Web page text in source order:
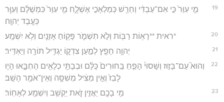
19
מִ֤י עִוֵּר֙ כִּ֣י אִם־עַבְדִּ֔י וְחֵרֵ֖שׁ כְּמַלְאָכִ֣י אֶשְׁלָ֑ח מִ֤י עִוֵּר֙ כִּמְשֻׁלָּ֔ם וְעִוֵּ֖ר
כְּעֶ֥בֶד יְהוָֽה׃
20 *ראית **רָא֥וֹת רַבּ֖וֹת וְלֹ֣א תִשְׁמֹ֑ר פָּק֥וֹחַ אָזְנַ֖יִם וְלֹ֥א יִשְׁמָֽע׃
21 יְהוָ֥ה חָפֵ֖ץ לְמַ֣עַן צִדְק֑וֹ יַגְדִּ֥יל תּוֹרָ֖ה וְיַאְדִּֽיר׃
22
וְהוּא֮ עַם־בָּז֣וּז וְשָׁסוּי֒ הָפֵ֤חַ בַּֽחוּרִים֙ כֻּלָּ֔ם וּבְבָתֵּ֥י כְלָאִ֖ים הָחְבָּ֑אוּ הָי֤וּ
לָבַז֙ וְאֵ֣ין מַצִּ֔יל מְשִׁסָּ֖ה וְאֵין־אֹמֵ֥ר הָשַֽׁב׃
23 מִ֥י בָכֶ֖ם יַאֲזִ֣ין זֹ֑את יַקְשִׁ֥ב וְיִשְׁמַ֖ע לְאָחֽוֹר׃